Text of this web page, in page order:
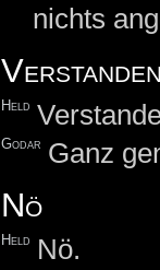
nichts
Verstanden
Held
Godar Ganz
Nö
Held Nö.